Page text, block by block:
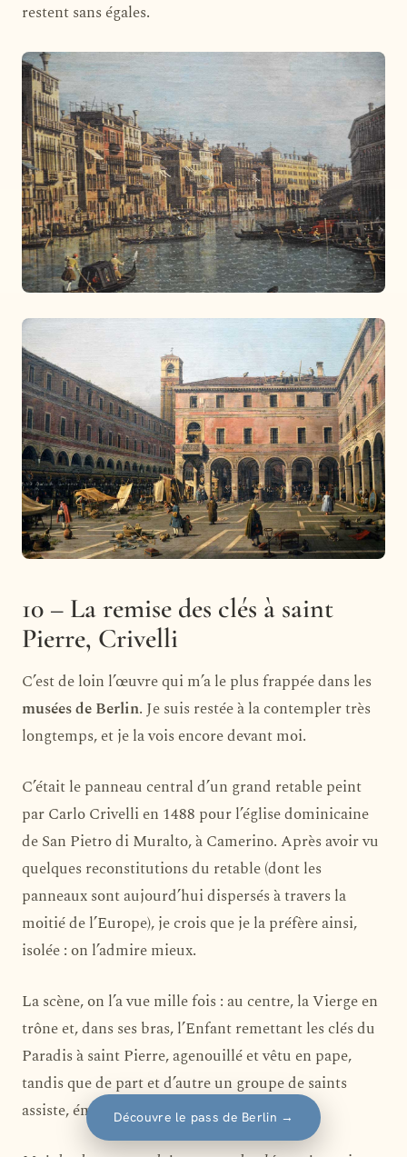
restent sans égales.
10 – La remise des clés à saint
Pierre, Crivelli
C’est de loin l’œuvre qui m’a le plus frappée dans les
musées de Berlin. Je suis restée à la contempler très
longtemps, et je la vois encore devant moi.
C’était le panneau central d’un grand retable peint
par Carlo Crivelli en 1488 pour l’église dominicaine
de San Pietro di Muralto, à Camerino. Après avoir vu
quelques reconstitutions du retable (dont les
panneaux sont aujourd’hui dispersés à travers la
moitié de l’Europe), je crois que je la préfère ainsi,
isolée : on l’admire mieux.
La scène, on l’a vue mille fois : au centre, la Vierge en
trône et, dans ses bras, l’Enfant remettant les clés du
Paradis à saint Pierre, agenouillé et vêtu en pape,
tandis que de part et d’autre un groupe de saints
assiste, ému.
Découvre le pass de Berlin →